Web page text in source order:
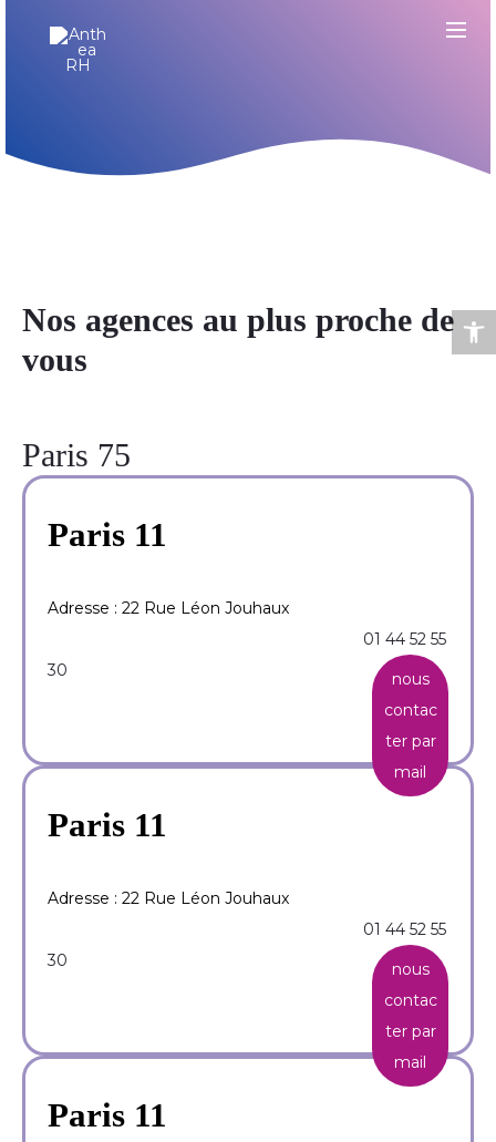
Nos agences au plus proche de
vous
Paris 75
Paris 11
Adresse : 22 Rue Léon Jouhaux
01 44 52 55
30
nous
contac
ter par
mail
Paris 11
Adresse : 22 Rue Léon Jouhaux
01 44 52 55
30
nous
contac
ter par
mail
Paris 11
Ouvrir la barre d’outils